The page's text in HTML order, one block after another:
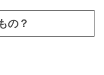
の？